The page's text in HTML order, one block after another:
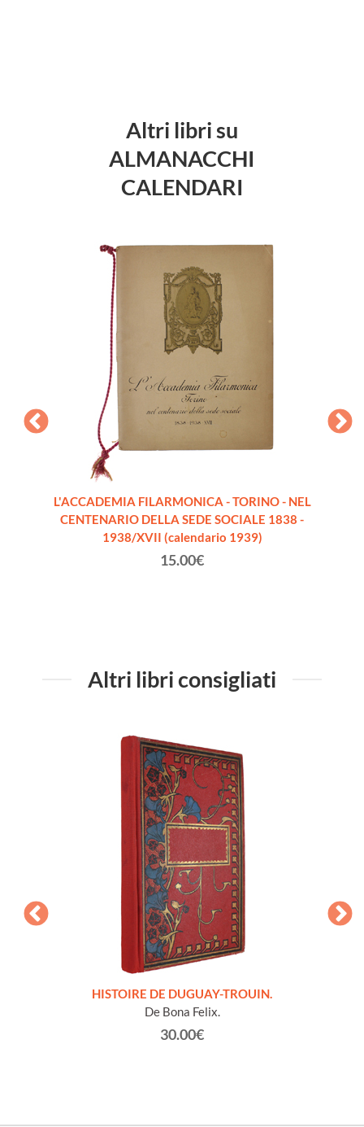
Altri libri su
ALMANACCHI
CALENDARI
L'ACCADEMIA FILARMONICA - TORINO - NEL
CENTENARIO DELLA SEDE SOCIALE 1838 -
1938/XVII (calendario 1939)
15.00€
Altri libri consigliati
HISTOIRE DE DUGUAY-TROUIN.
De Bona Felix.
30.00€